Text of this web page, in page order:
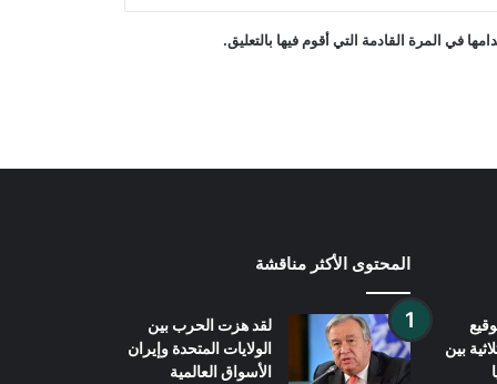
باكستان: لا نريد حربًا مع أفغانستان
في المرة القادمة التي أقوم فيها بالتعليق.
بين
المحتوى الأكثر مناقشة
لقد هزت الحرب بين
الولايات المتحدة وإيران
الأسواق العالمية